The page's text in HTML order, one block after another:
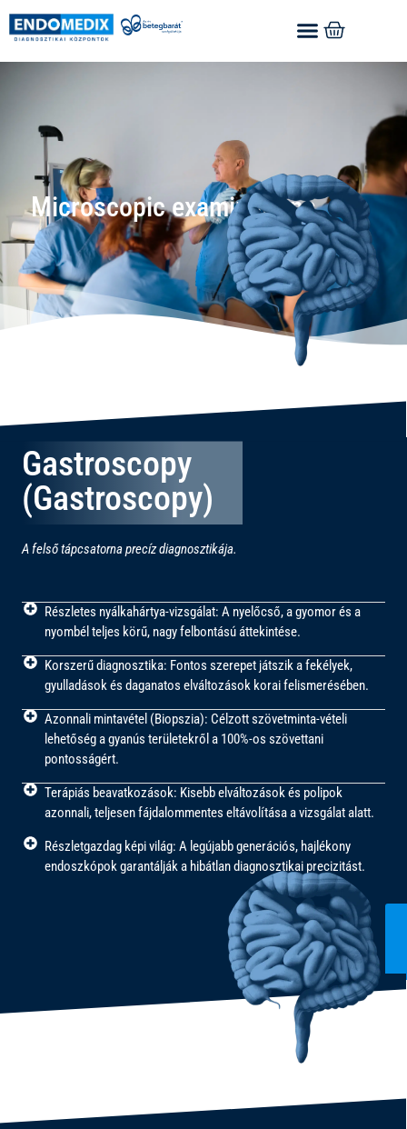
Microscopic examinations
Gastroscopy
(Gastroscopy)
A felső tápcsatorna precíz diagnosztikája.
Részletes nyálkahártya-vizsgálat: A nyelőcső, a gyomor és a
nyombél teljes körű, nagy felbontású áttekintése.
Korszerű diagnosztika: Fontos szerepet játszik a fekélyek,
gyulladások és daganatos elváltozások korai felismerésében.
Azonnali mintavétel (Biopszia): Célzott szövetminta-vételi
lehetőség a gyanús területekről a 100%-os szövettani
pontosságért.
Terápiás beavatkozások: Kisebb elváltozások és polipok
azonnali, teljesen fájdalommentes eltávolítása a vizsgálat alatt.
Részletgazdag képi világ: A legújabb generációs, hajlékony
endoszkópok garantálják a hibátlan diagnosztikai precizitást.